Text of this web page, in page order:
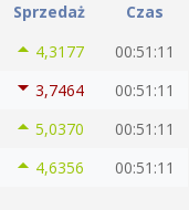
Sprzedaż
Czas
4,3177
00:51:31
3,7464
00:51:31
5,0370
00:51:31
4,6355 00:51:31